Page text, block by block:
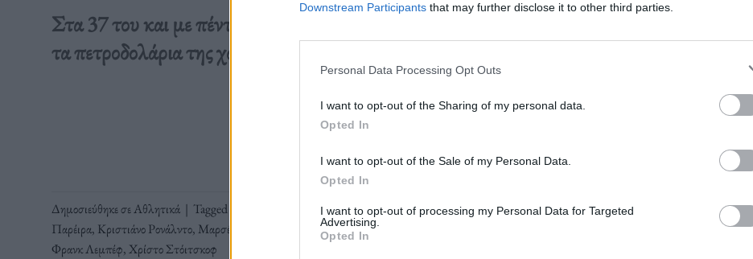
Downstream Participants that may further disclose it to other third parties.
Personal Data Processing Opt Outs
I want to opt-out of the Sharing of my personal data.
Opted In
I want to opt-out of the Sale of my Personal Data.
Opted In
I want to opt-out of processing my Personal Data for Targeted
Advertising.
Opted In
Στα 37 του και με πέντε «Χρυσές Μπάλες», ο Ρονάλντο «παρασύρθηκε» από
τα πετροδολάρια της χώρας του Κόλπου για να τελειώσει την καριέρα του εκεί.
Διαβάστε περισσότερα→
Δημοσιεύθηκε σεΑθλητικά | Tagged Αλ-Νασρ,Αλ-Χιλάλ,Γκαμπριέλ Μπατιστούτα,Ζουνίνιο,Κάρλος Αλμπέρτο
Παρέιρα, Κριστιάνο Ρονάλντο, Μαρσέλ Ντεσαγί Μπεμπέτο,Πεπ Γκουαρντιόλα
Φρανκ Λεμπέφ,Χρίστο Στόιτσκοφ